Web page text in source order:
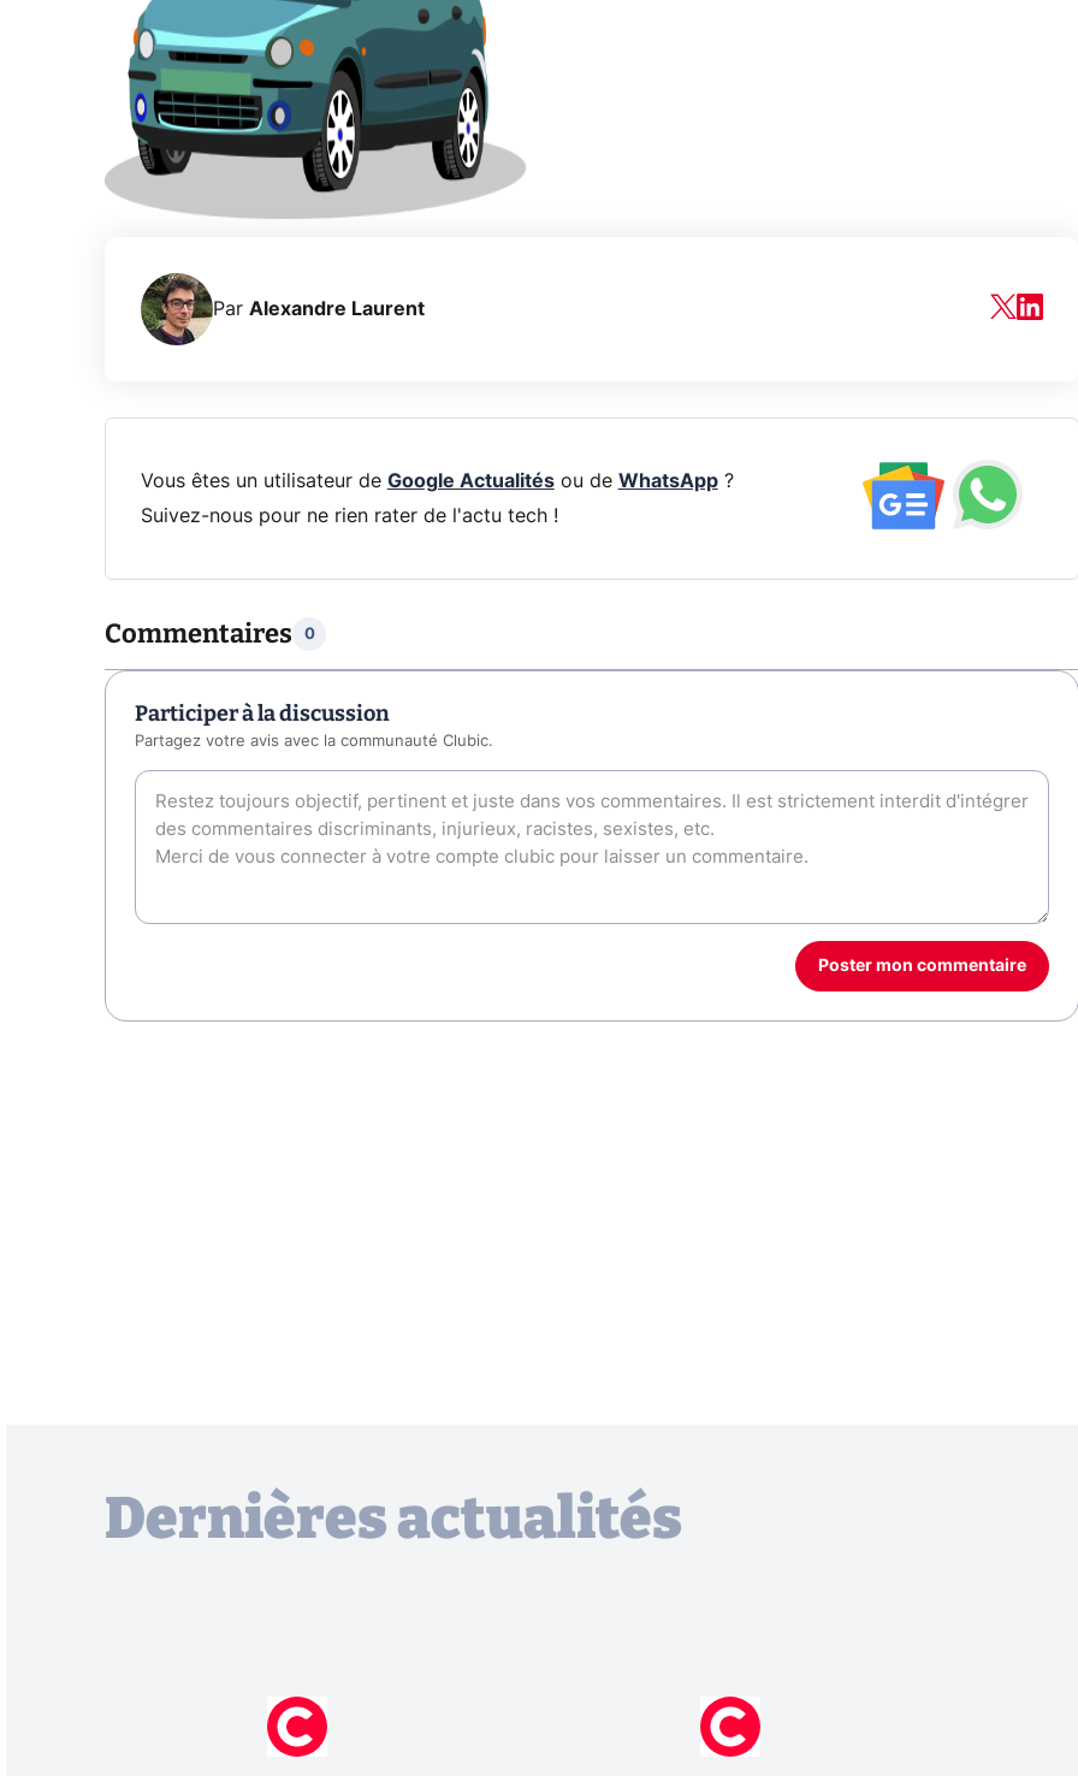
Par Alexandre Laurent
Vous êtes un utilisateur de Google Actualitésou de WhatsApp?
Suivez-nous pour ne rien rater de l'actu tech !
Commentaires 0
Participer à la discussion
Partagez votre avis avec la communauté Clubic.
Poster mon commentaire
Dernières actualités